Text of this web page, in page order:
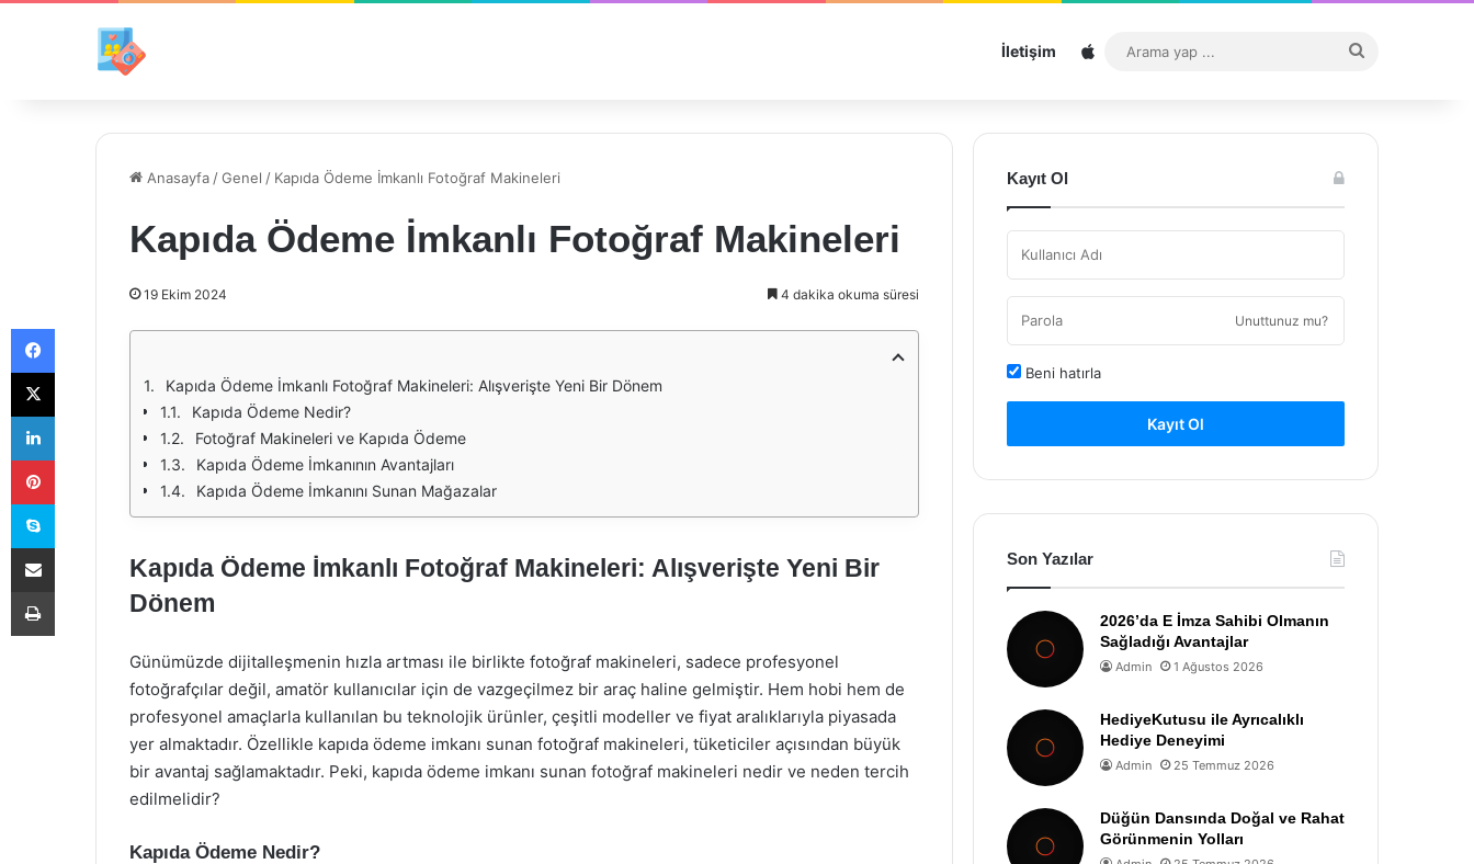
İletişim Sitemap
...
Anasayfa /Genel / Kapıda Ödeme İmkanlı Fotoğraf Makineleri
Kapıda Ödeme İmkanlı Fotoğraf Makineleri
19 Ekim 2024 4 dakika okuma süresi
Kapıda Ödeme İmkanlı Fotoğraf Makineleri: Alışverişte Yeni Bir Dönem
Kapıda Ödeme Nedir?
Fotoğraf Makineleri ve Kapıda Ödeme
Kapıda Ödeme İmkanının Avantajları
Kapıda Ödeme İmkanını Sunan Mağazalar
Kapıda Ödeme İmkanlı Fotoğraf Makineleri: Alışverişte Yeni Bir
Dönem
Günümüzde dijitalleşmenin hızla artması ile birlikte fotoğraf makineleri, sadece profesyonel
fotoğrafçılar değil, amatör kullanıcılar için de vazgeçilmez bir araç haline gelmiştir. Hem hobi hem de
profesyonel amaçlarla kullanılan bu teknolojik ürünler, çeşitli modeller ve fiyat aralıklarıyla piyasada
yer almaktadır. Özellikle kapıda ödeme imkanı sunan fotoğraf makineleri, tüketiciler açısından büyük
bir avantaj sağlamaktadır. Peki, kapıda ödeme imkanı sunan fotoğraf makineleri nedir ve neden tercih
edilmelidir?
Kapıda Ödeme Nedir?
Kayıt Ol
Unuttunuz mu?
Beni hatırla
Kayıt Ol
Son Yazılar
2026’da E İmza Sahibi Olmanın
Sağladığı Avantajlar
Admin 1 Ağustos 2026
HediyeKutusu ile Ayrıcalıklı
Hediye Deneyimi
Admin 25 Temmuz 2026
Düğün Dansında Doğal ve Rahat
Görünmenin Yolları
Facebook
X
LinkedIn
Pinterest
Skype
E-Posta ile paylaş